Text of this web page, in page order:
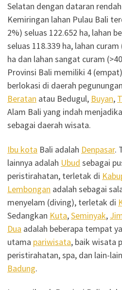
Selatan dengan dataran
Kemiringan lahan Pulau Bali
2%) seluas 122.652 ha, lahan
seluas 118.339 ha, lahan
ha dan lahan sangat curam
Provinsi Bali memiliki 4
berlokasi di daerah
Beratan atau Bedugul, Buyan,
Alam Bali yang indah
sebagai daerah wisata.
Ibu kota Bali adalah Denpasar.
lainnya adalah Ubud sebagai
peristirahatan, terletak di
Lembongan adalah sebagai
menyelam (diving), terletak di
Sedangkan Kuta,Seminyak,
Dua adalah beberapa tempat
utama pariwisata, baik wisata
peristirahatan, spa, dan lain-
Badung.